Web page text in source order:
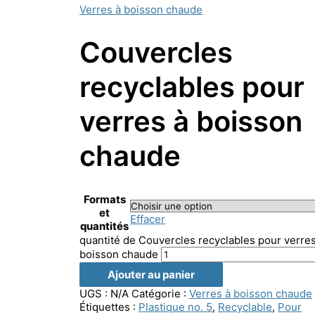
Verres à boisson chaude
Couvercles
recyclables pour
verres à boisson
chaude
Formats
et
quantités
Effacer
quantité de Couvercles recyclables pour
boisson chaude
Ajouter au panier
UGS : N/A Catégorie : Verres à boisson chaude
Étiquettes : Plastique no. 5, Recyclable, Pour